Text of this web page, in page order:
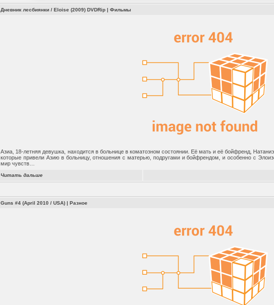
Дневник лесбиянки / Eloise (2009) DVDRip |Фильмы
Азиа, 18-летняя девушка, находится в больнице в коматозном состоянии. Её мать и её бойфренд,
которые привели Азию в больницу, отношения с матерью, подругами и бойфрендом, и особенно с
мир чувств…
Читать дальше
Guns #4 (April 2010 / USA) |Разное